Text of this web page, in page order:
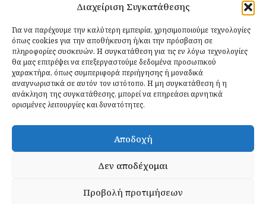
Διαχείριση Συγκατάθεσης
Για να παρέχουμε την καλύτερη εμπειρία, χρησιμοποιούμε τεχνολογίες
όπως cookies για την αποθήκευση ή/και την πρόσβαση σε
πληροφορίες συσκευών. Η συγκατάθεση για τις εν λόγω τεχνολογίες
θα μας επιτρέψει να επεξεργαστούμε δεδομένα προσωπικού
χαρακτήρα, όπως συμπεριφορά περιήγησης ή μοναδικά
αναγνωριστικά σε αυτόν τον ιστότοπο. Η μη συγκατάθεση ή η
ανάκληση της συγκατάθεσης, μπορεί να επηρεάσει αρνητικά
ορισμένες λειτουργίες και δυνατότητες.
Αποδοχή
Δεν αποδέχομαι
Προβολή προτιμήσεων
Αυτή Είναι η Συνταγή για Τέλεια Κομπούτσα
Ιδανικές Τροφές 26 Ιουλίου 2026
Εγγραφείτε
ΕΓΓΡΑΦΉ
Έχω διαβάσει και δέχομαι τηνπολιτική απορρήτου